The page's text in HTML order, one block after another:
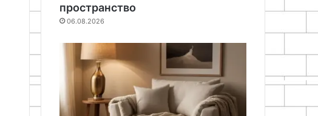
пространство
06.08.2026